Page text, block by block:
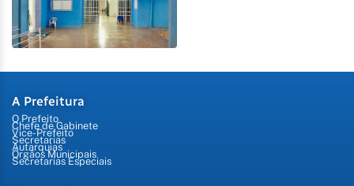
A Prefeitura
O Prefeito
Chefe de Gabinete
Vice-Prefeito
Secretarias
Autarquias
Órgãos Municipais
Secretarias Especiais